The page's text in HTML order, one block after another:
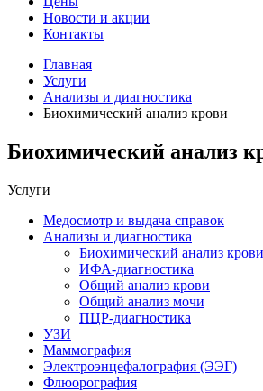
Новости и акции
Контакты
Главная
Услуги
Анализы и диагностика
Биохимический анализ крови
Биохимический анализ
Услуги
Медосмотр и выдача справок
Анализы и диагностика
Биохимический анализ крови
ИФА-диагностика
Общий анализ крови
Общий анализ мочи
ПЦР-диагностика
УЗИ
Маммография
Электроэнцефалография (ЭЭГ)
Флюорография